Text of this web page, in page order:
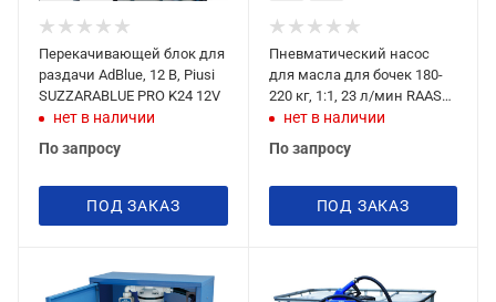
Перекачивающей блок для
раздачи AdBlue, 12 В, Piusi
SUZZARABLUE PRO K24 12V
нет в наличии
По запросу
ПОД ЗАКАЗ
Пневматический насос
для масла для бочек 180-
220 кг, 1:1, 23 л/мин RAASM
33072
нет в наличии
По запросу
ПОД ЗАКАЗ